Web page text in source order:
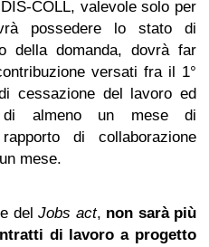
COLL, valevole solo per
possedere lo stato di
della domanda, dovrà far
versati fra il 1°
cessazione del lavoro ed
di almeno un mese di
di collaborazione
mese.
del Jobs act, non sarà più
di lavoro a progetto